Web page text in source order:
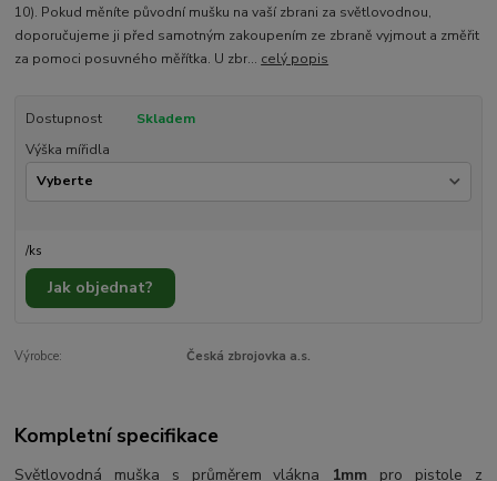
10). Pokud měníte původní mušku na vaší zbrani za světlovodnou,
doporučujeme ji před samotným zakoupením ze zbraně vyjmout a změřit
za pomoci posuvného měřítka. U zbr... celý popis
Dostupnost
Skladem
Výška mířidla
/ks
Jak objednat?
Výrobce: Česká zbrojovka a.s.
Kompletní specifikace
Světlovodná muška s průměrem vlákna 1mm pro pistole z